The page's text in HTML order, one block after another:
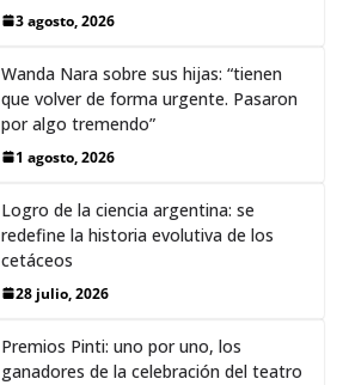
3 agosto, 2026
Wanda Nara sobre sus hijas: “tienen
que volver de forma urgente. Pasaron
por algo tremendo”
1 agosto, 2026
Logro de la ciencia argentina: se
redefine la historia evolutiva de los
cetáceos
28 julio, 2026
Premios Pinti: uno por uno, los
ganadores de la celebración del teatro